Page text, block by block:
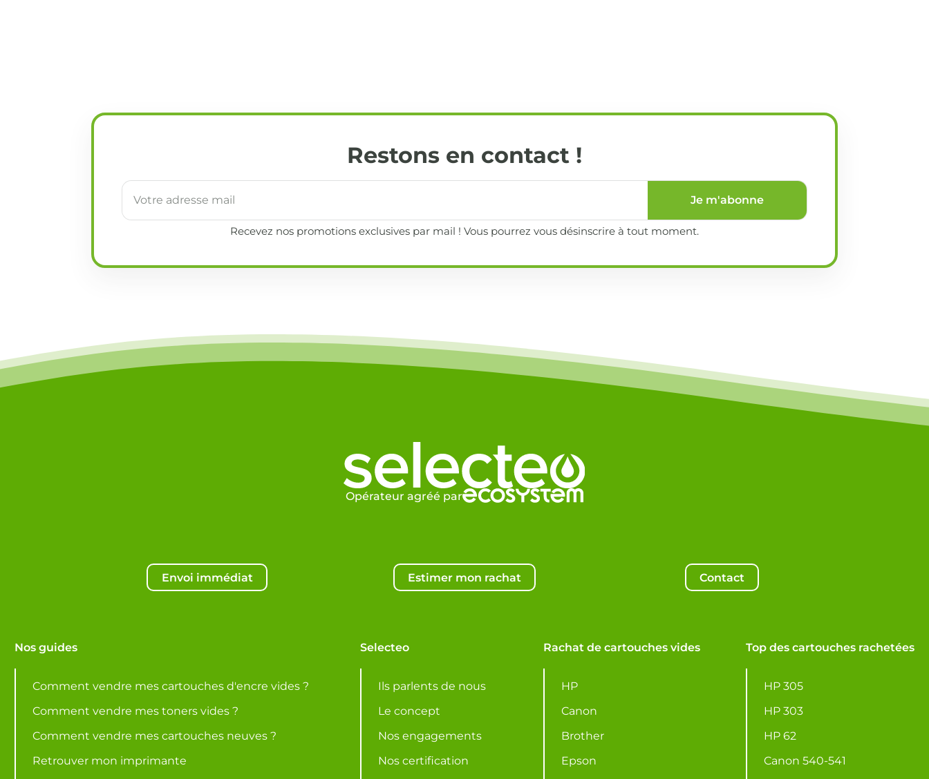
Restons en contact !
Je m'abonne
Recevez nos promotions exclusives par mail ! Vous pourrez vous désinscrire à tout moment.
Opérateur agréé par
Envoi immédiat Estimer mon rachat Contact
Nos guides
Comment vendre mes cartouches d'encre vides ?
Comment vendre mes toners vides ?
Comment vendre mes cartouches neuves ?
Retrouver mon imprimante
Selecteo
Ils parlents de nous
Le concept
Nos engagements
Nos certification
Rachat de cartouches vides
HP
Canon
Brother
Epson
Top des cartouches rachetées
HP 305
HP 303
HP 62
Canon 540-541